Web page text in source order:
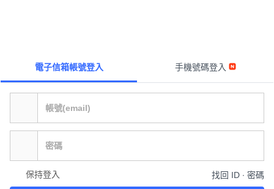
電子信箱帳號登入 手機號碼登入
保持登入 找回 ID ∙ 密碼